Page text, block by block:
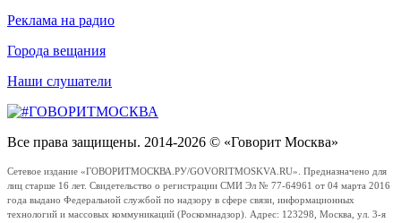
Реклама на радио
Города вещания
Наши слушатели
Все права защищены. 2014-2026 © «Говорит Москва»
Сетевое издание «ГОВОРИТМОСКВА.РУ/GOVORITMOSKVA.RU». Предназначено для
лиц старше 16 лет. Свидетельство о регистрации СМИ Эл № 77-64961 от 04 марта 2016
года выдано Федеральной службой по надзору в сфере связи, информационных
технологий и массовых коммуникаций (Роскомнадзор). Адрес: 123298, Москва, ул. 3-я